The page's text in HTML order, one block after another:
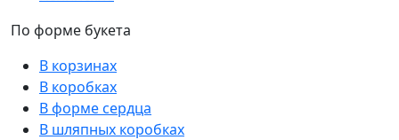
По форме букета
В корзинах
В коробках
В форме сердца
В шляпных коробках